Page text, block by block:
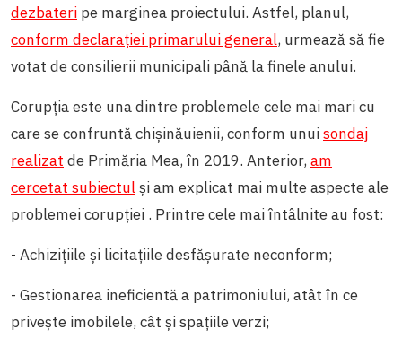
dezbateri pe marginea proiectului. Astfel, planul,
conform declarației primarului general, urmează să fie
votat de consilierii municipali până la finele anului.
Corupția este una dintre problemele cele mai mari cu
care se confruntă chișinăuienii, conform unuisondaj
realizat de Primăria Mea, în 2019. Anterior, am
cercetat subiectulși am explicat mai multe aspecte ale
problemei corupției . Printre cele mai întâlnite au fost:
- Achizițiile și licitațiile desfășurate neconform;
- Gestionarea ineficientă a patrimoniului, atât în ce
privește imobilele, cât și spațiile verzi;